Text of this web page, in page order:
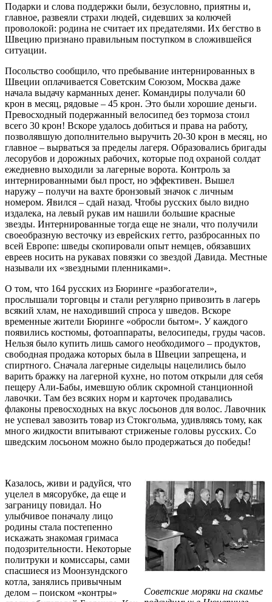
Подарки и слова поддержки были, безусловно, приятны и,
главное, развеяли страхи людей, сидевших за колючей
проволокой: родина не считает их предателями. Их бегство в
Швецию признано правильным поступком в сложившейся
ситуации.
Посольство сообщило, что пребывание интернированных в
Швеции оплачивается Советским Союзом, Москва даже
начала выдачу карманных денег. Командиры получали 60
крон в месяц, рядовые – 45 крон. Это были хорошие деньги.
Превосходный подержанный велосипед без тормоза стоил
всего 30 крон! Вскоре удалось добиться и права на работу,
позволявшую дополнительно выручить 20-30 крон в месяц, но
главное – вырваться за пределы лагеря. Образовались бригады
лесорубов и дорожных рабочих, которые под охраной солдат
ежедневно выходили за лагерные ворота. Контроль за
интернированными был прост, но эффективен. Вышел
наружу – получи на вахте бронзовый значок с личным
номером. Явился – сдай назад. Чтобы русских было видно
издалека, на левый рукав им нашили большие красные
звезды. Интернированные тогда еще не знали, что получили
своеобразную весточку из еврейских гетто, разбросанных по
всей Европе: шведы скопировали опыт немцев, обязавших
евреев носить на рукавах повязки со звездой Давида. Местные
называли их «звездными пленниками».
О том, что 164 русских из Бюринге «разбогатели»,
прослышали торговцы и стали регулярно привозить в лагерь
всякий хлам, не находивший спроса у шведов. Вскоре
временные жители Бюринге «обросли бытом». У каждого
появились костюмы, фотоаппараты, велосипеды, груды часов.
Нельзя было купить лишь самого необходимого – продуктов,
свободная продажа которых была в Швеции запрещена, и
спиртного. Сначала лагерные сидельцы нацелились было
варить бражку на лагерной кухне, но потом открыли для себя
пещеру Али-Бабы, имевшую облик скромной станционной
лавочки. Там без всяких норм и карточек продавались
флаконы превосходных на вкус лосьонов для волос. Лавочник
не успевал завозить товар из Стокгольма, удивляясь тому, как
много жидкости впитывают стриженые головы русских. Со
шведским лосьоном можно было продержаться до победы!
Советские моряки на скамье
Казалось, живи и радуйся, что
уцелел в мясорубке, да еще и
заграницу повидал. Но
улыбчивое поначалу лицо
родины стала постепенно
искажать знакомая гримаса
подозрительности. Некоторые
политруки и комиссары, сами
спасшиеся из Моонзундского
котла, занялись привычным
делом – поиском «контры»